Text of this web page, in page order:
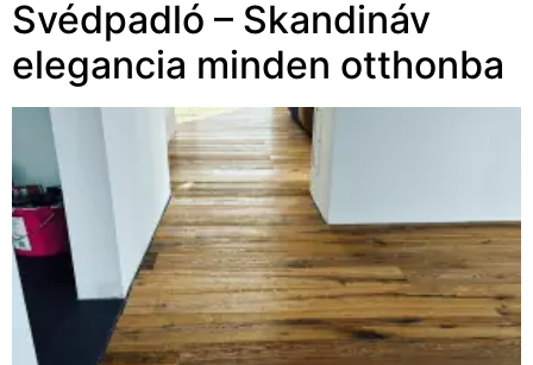
Svédpadló – Skandináv elegancia minden otthonba A
modern lakberendezés egyik legkedveltebb burkolata
kétségtelenül a svédpadló. Nemcsak időtálló és tartós,
hanem esztétikailag is kiemelkedő: természetes hatása,
elegáns megjelenése és sokoldalúsága miatt a
skandináv stílus egyik alapköve lett. De mitől olyan
különleges, és miért választják egyre többen? Nézzük
meg részletesen! Mi az a svédpadló? A svédpadló